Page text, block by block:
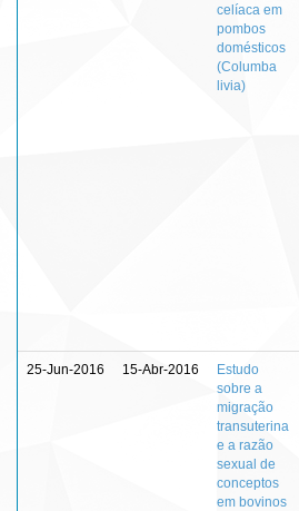
celíaca em
pombos
domésticos
(Columba
livia)
25-Jun-2016 15-Abr-2016
Estudo
sobre a
migração
transuterina
e a razão
sexual de
conceptos
em bovinos